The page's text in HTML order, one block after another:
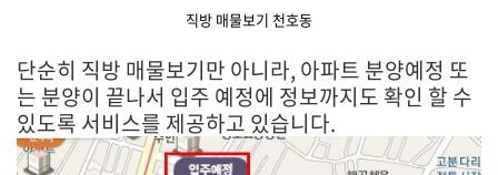
직방 매물보기 천호동
단순히 직방 매물보기만 아니라, 아파트 분양예정 또
는 분양이 끝나서 입주 예정에 정보까지도 확인 할 수
있도록 서비스를 제공하고 있습니다.